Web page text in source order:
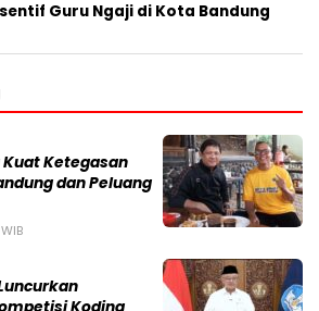
Guru Ngaji di Kota Bandung
Kuat Ketegasan
dan Peluang